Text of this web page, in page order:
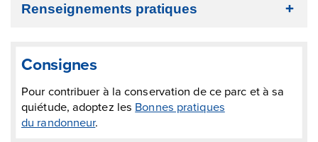
Renseignements pratiques
Consignes
Pour contribuer à la conservation de ce parc et à sa
quiétude, adoptez les Bonnes pratiques
du randonneur.